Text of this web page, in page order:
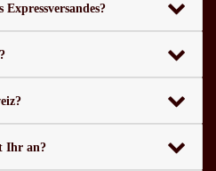
Ihr an?